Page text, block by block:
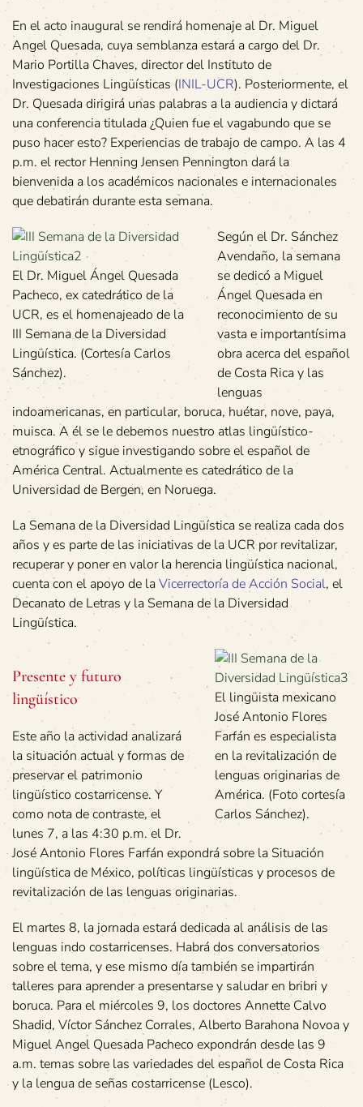
En el acto inaugural se rendirá homenaje al Dr. Miguel
Angel Quesada, cuya semblanza estará a cargo del Dr.
Mario Portilla Chaves, director del Instituto de
Investigaciones Lingüísticas (INIL-UCR). Posteriormente, el
Dr. Quesada dirigirá unas palabras a la audiencia y dictará
una conferencia titulada ¿Quien fue el vagabundo que se
puso hacer esto? Experiencias de trabajo de campo. A las 4
p.m. el rector Henning Jensen Pennington dará la
bienvenida a los académicos nacionales e internacionales
que debatirán durante esta semana.
El Dr. Miguel Ángel Quesada
Pacheco, ex catedrático de la
UCR, es el homenajeado de la
III Semana de la Diversidad
Lingüística. (Cortesía Carlos
Sánchez).
Según el Dr. Sánchez
Avendaño, la semana
se dedicó a Miguel
Ángel Quesada en
reconocimiento de su
vasta e importantísima
obra acerca del español
de Costa Rica y las
lenguas
indoamericanas, en particular, boruca, huétar, nove, paya,
muisca. A él se le debemos nuestro atlas lingüístico-
etnográfico y sigue investigando sobre el español de
América Central. Actualmente es catedrático de la
Universidad de Bergen, en Noruega.
La Semana de la Diversidad Lingüística se realiza cada dos
años y es parte de las iniciativas de la UCR por revitalizar,
recuperar y poner en valor la herencia lingüística nacional,
cuenta con el apoyo de laVicerrectoría de Acción Social, el
Decanato de Letras y la Semana de la Diversidad
Lingüística.
El lingüista mexicano
José Antonio Flores
Farfán es especialista
en la revitalización de
lenguas originarias de
América. (Foto cortesía
Carlos Sánchez).
Presente y futuro
lingüístico
Este año la actividad analizará
la situación actual y formas de
preservar el patrimonio
lingüístico costarricense. Y
como nota de contraste, el
lunes 7, a las 4:30 p.m. el Dr.
José Antonio Flores Farfán expondrá sobre la Situación
lingüística de México, políticas lingüísticas y procesos de
revitalización de las lenguas originarias.
El martes 8, la jornada estará dedicada al análisis de las
lenguas indo costarricenses. Habrá dos conversatorios
sobre el tema, y ese mismo día también se impartirán
talleres para aprender a presentarse y saludar en bribri y
boruca. Para el miércoles 9, los doctores Annette Calvo
Shadid, Víctor Sánchez Corrales, Alberto Barahona Novoa y
Miguel Angel Quesada Pacheco expondrán desde las 9
a.m. temas sobre las variedades del español de Costa Rica
y la lengua de señas costarricense (Lesco).